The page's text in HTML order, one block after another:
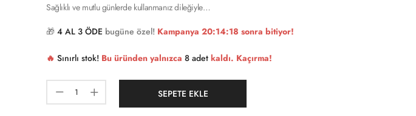
Sağlıklı ve mutlu günlerde kullanmanız dileğiyle…
🎁 4 AL 3 ÖDE bugüne özel! Kampanya 20:14:17 sonra bitiyor!
🔥 Sınırlı stok! Bu üründen yalnızca 8 adet kaldı. Kaçırma!
SEPETE EKLE